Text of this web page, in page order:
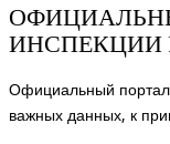
ИНСПЕКЦИИ
Официальный
важных данных, к